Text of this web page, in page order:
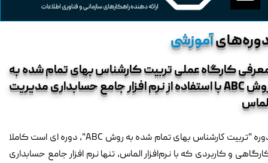
آموزشی
کارگاه عملی تربیت کارشناس بهای تمام شده به
روش ABC با استفاده از نرم افزار جامع حسابداری مدیریت
دوره‌ "تربيت كارشناس بهای تمام شده به روش ABC"، دوره ای است کاملا
و کاربردی که با نرم‌افزار الماس، تنها نرم افزار جامع حسابداری